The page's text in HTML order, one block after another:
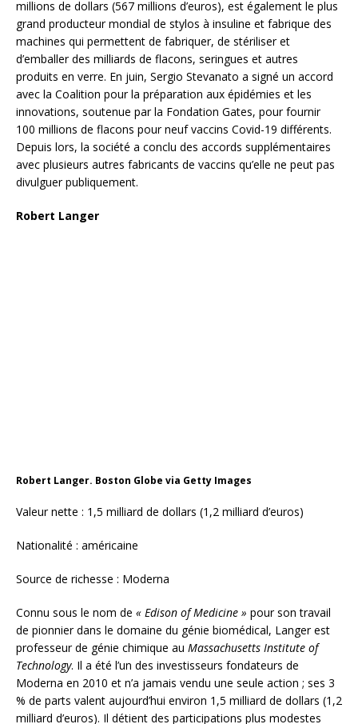
millions de dollars (567 millions d’euros), est également le plus
grand producteur mondial de stylos à insuline et fabrique des
machines qui permettent de fabriquer, de stériliser et
d’emballer des milliards de flacons, seringues et autres
produits en verre. En juin, Sergio Stevanato a signé un accord
avec la Coalition pour la préparation aux épidémies et les
innovations, soutenue par la Fondation Gates, pour fournir
100 millions de flacons pour neuf vaccins Covid-19 différents.
Depuis lors, la société a conclu des accords supplémentaires
avec plusieurs autres fabricants de vaccins qu’elle ne peut pas
divulguer publiquement.
Robert Langer
% de parts valent aujourd’hui environ 1,5 milliard de dollars (1,2
dans les start-ups biotechnologiques cotées en bourse SQZ
fondées par des étudiants postdoctoraux de son laboratoire,
et il détient plus de 1 400 brevets qui ont été licenciés plus de
Premchand Godha
Valeur nette : 1,4 milliard de dollars (1,1 milliard d’euros)
Nationalité : indienne